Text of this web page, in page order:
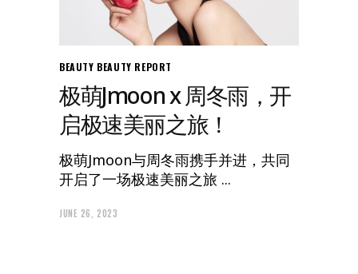
BEAUTY BEAUTY REPORT
极萌Jmoon x 周冬雨，开
启极速美丽之旅！
极萌Jmoon与周冬雨携手并进，共同
开启了一场极速美丽之旅
JUNE 26, 2023